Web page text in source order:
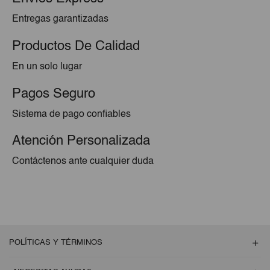
Entregas garantizadas
Productos De Calidad
En un solo lugar
Pagos Seguro
Sistema de pago confiables
Atención Personalizada
Contáctenos ante cualquier duda
POLÍTICAS Y TÉRMINOS